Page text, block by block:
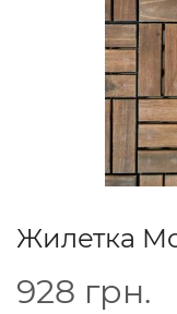
Жилетка
928 грн.